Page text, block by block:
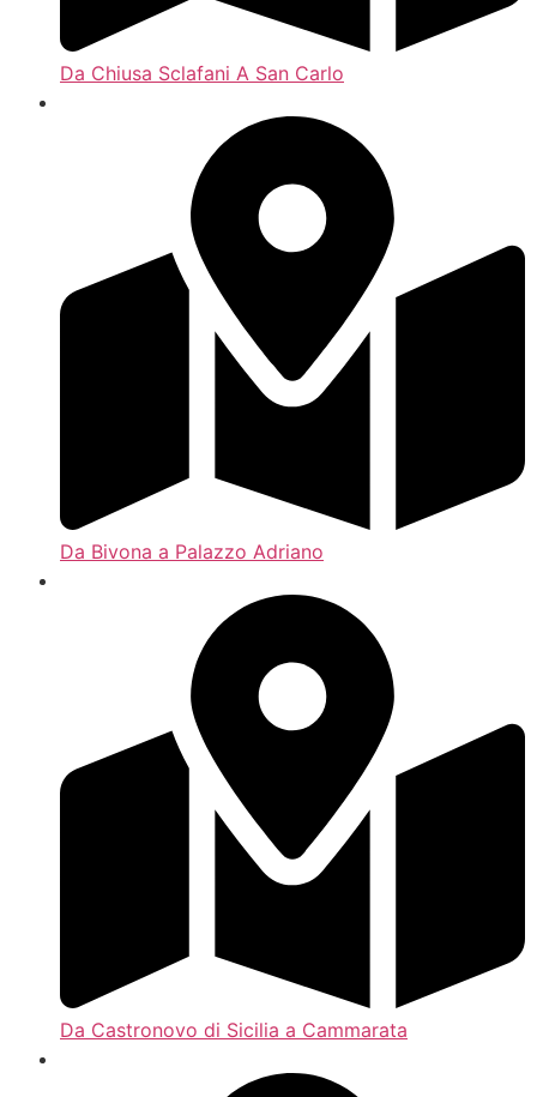
Da Chiusa Sclafani A San Carlo
Da Bivona a Palazzo Adriano
Da Castronovo di Sicilia a Cammarata